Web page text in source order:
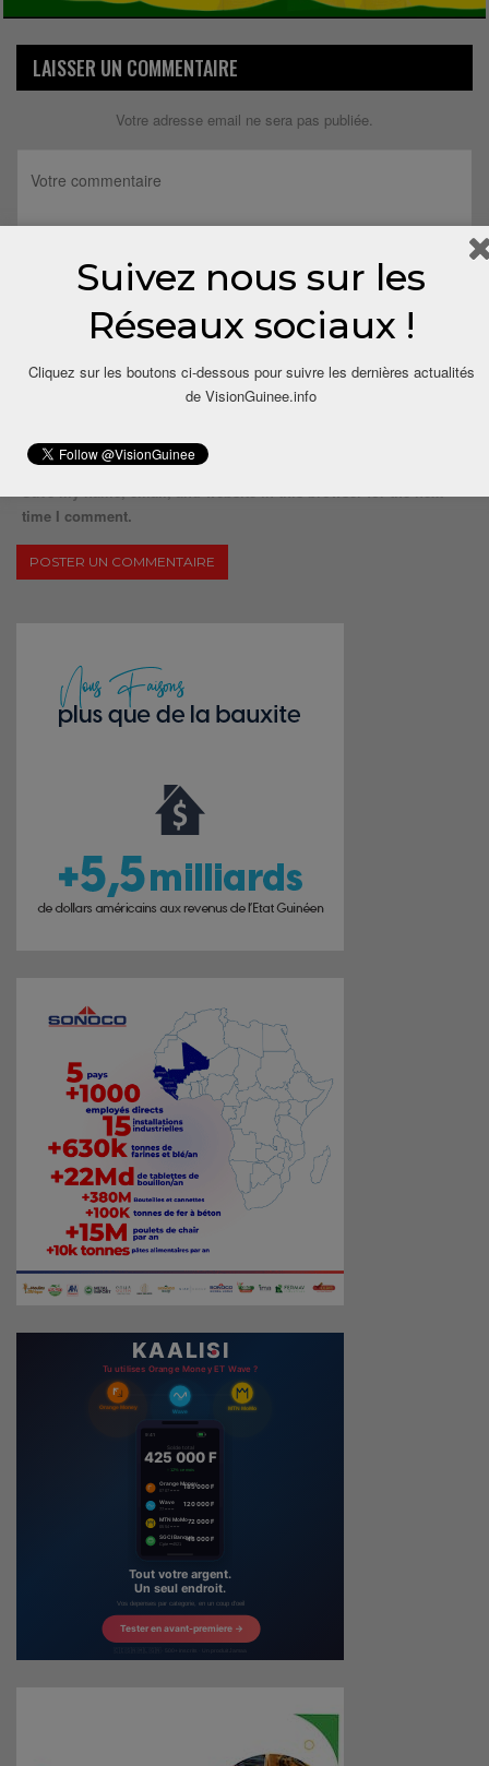
LAISSER UN COMMENTAIRE
Votre adresse email ne sera pas publiée.
Save my name, email, and website in this browser for the next
time I comment.
Suivez nous sur les
Réseaux sociaux !
Cliquez sur les boutons ci-dessous pour suivre les dernières actualités
de VisionGuinee.info